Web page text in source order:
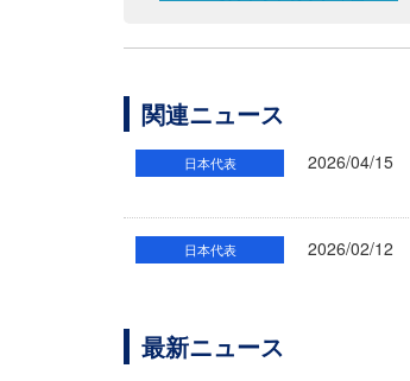
関連ニュース
日本代表 2026/04/15
日本代表 2026/02/12
最新ニュース